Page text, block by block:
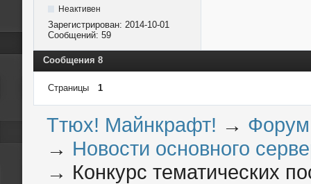
Неактивен
Зарегистрирован: 2014-10-01
Сообщений: 59
Сообщения 8
Страницы 1
Ттюх! Майнкрафт! → Форум
→ Новости основного
→ Конкурс тематических